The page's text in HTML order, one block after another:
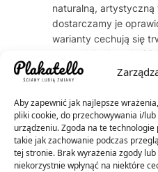
Aby zapewnić jak najlepsze
pliki cookie, do przechowywania i/
urządzeniu. Zgoda na te
takie jak zachowanie podczas
tej stronie. Brak wyrażenia zgody
niekorzystnie wpłynąć na niektóre
naturalną,
dostarczamy je
warianty cechują się
przez dekady – do 60
200 lat dla płócien.